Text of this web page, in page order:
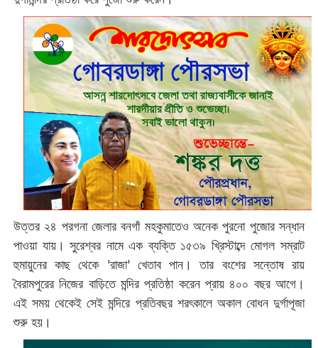
উত্তর ২৪ পরগনা জেলার বনগাঁ মহকুমাতেও অনেক পুরনো পুজোর সন্ধান
পাওয়া যায়। সুরেশ্বর নামে এক ব্যক্তি ১৫৩৯ খ্রিস্টাব্দে মোগল সম্রাট
হুমায়ুনের কাছ থেকে 'রাজা'‌ খেতাব পান। তার বংশের সন্তোষ রায়
বৈরামপুরের নিজের বাড়িতে মন্দির প্রতিষ্ঠা করেন প্রায় ৪০০ বছর আগে।
এই সময় থেকেই সেই মন্দিরে প্রতিবছর শরৎকালে অকাল বোধন দুর্গাপূজা
শুরু হয়।